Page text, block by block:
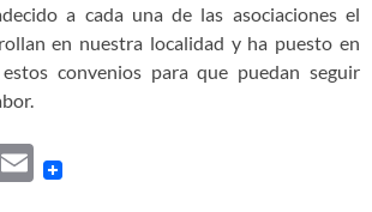
a cada una de las asociaciones el
en nuestra localidad y ha puesto en
convenios para que puedan seguir
E